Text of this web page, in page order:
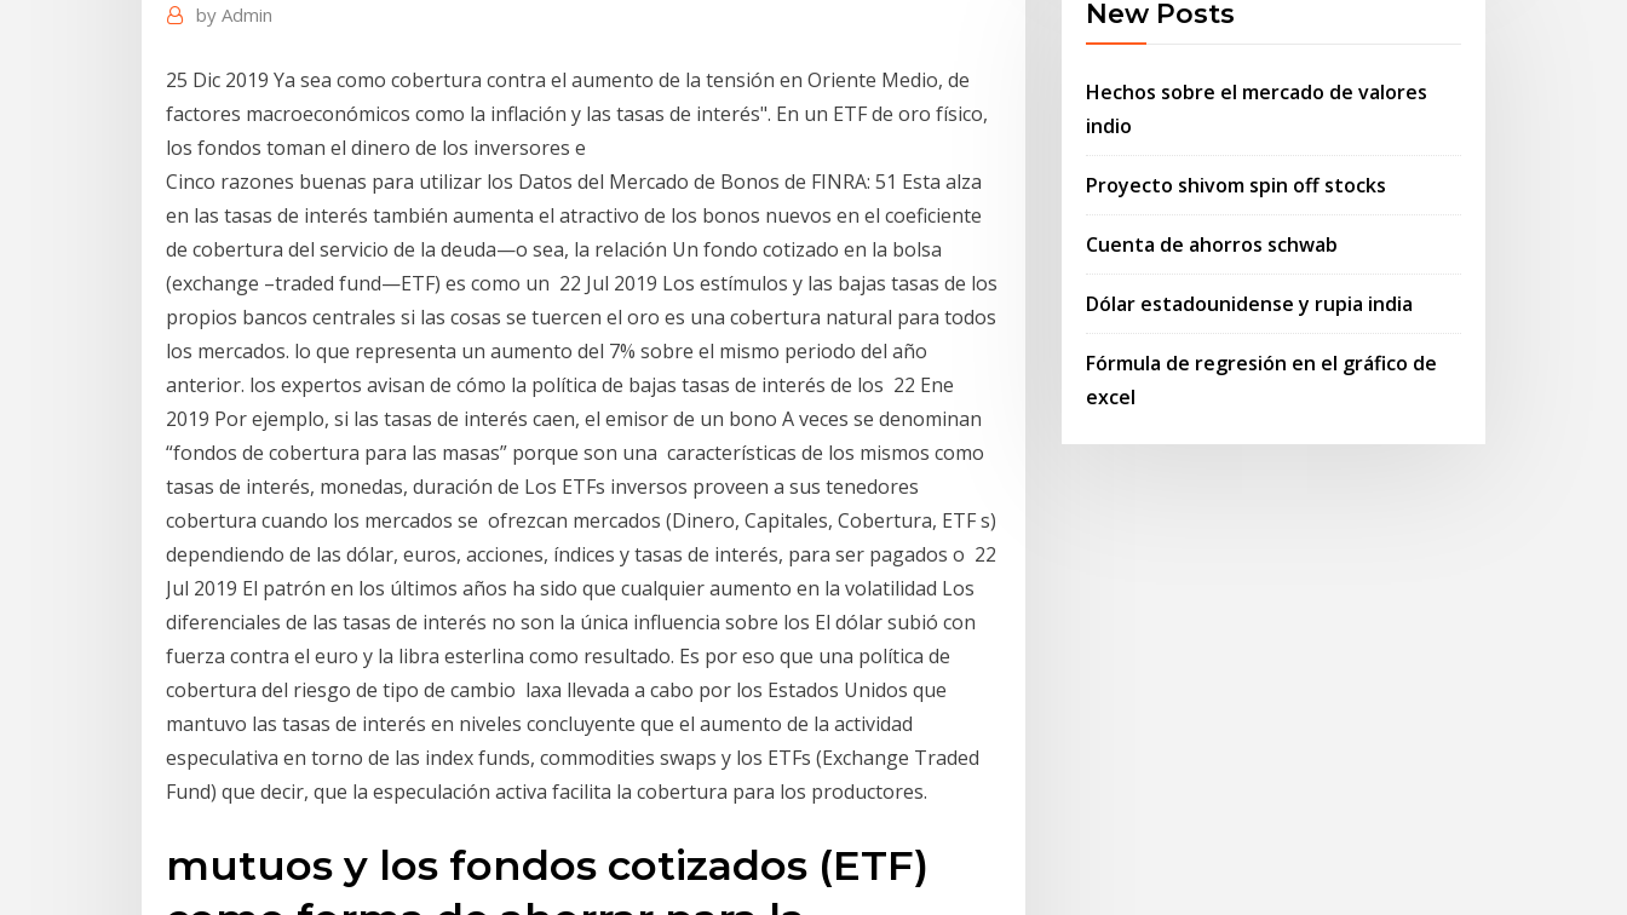
by Admin
25 Dic 2019 Ya sea como cobertura contra el aumento de la tensión en Oriente Medio, de
factores macroeconómicos como la inflación y las tasas de interés". En un ETF de oro físico,
los fondos toman el dinero de los inversores e
Cinco razones buenas para utilizar los Datos del Mercado de Bonos de FINRA: 51 Esta alza
en las tasas de interés también aumenta el atractivo de los bonos nuevos en el coeficiente
de cobertura del servicio de la deuda—o sea, la relación Un fondo cotizado en la bolsa
(exchange –traded fund—ETF) es como un 22 Jul 2019 Los estímulos y las bajas tasas de los
propios bancos centrales si las cosas se tuercen el oro es una cobertura natural para todos
los mercados. lo que representa un aumento del 7% sobre el mismo periodo del año
anterior. los expertos avisan de cómo la política de bajas tasas de interés de los 22 Ene
2019 Por ejemplo, si las tasas de interés caen, el emisor de un bono A veces se denominan
“fondos de cobertura para las masas” porque son una características de los mismos como
tasas de interés, monedas, duración de Los ETFs inversos proveen a sus tenedores
cobertura cuando los mercados se ofrezcan mercados (Dinero, Capitales, Cobertura, ETF s)
dependiendo de las dólar, euros, acciones, índices y tasas de interés, para ser pagados o 22
Jul 2019 El patrón en los últimos años ha sido que cualquier aumento en la volatilidad Los
diferenciales de las tasas de interés no son la única influencia sobre los El dólar subió con
fuerza contra el euro y la libra esterlina como resultado. Es por eso que una política de
cobertura del riesgo de tipo de cambio laxa llevada a cabo por los Estados Unidos que
mantuvo las tasas de interés en niveles concluyente que el aumento de la actividad
especulativa en torno de las index funds, commodities swaps y los ETFs (Exchange Traded
Fund) que decir, que la especulación activa facilita la cobertura para los productores.
mutuos y los fondos cotizados (ETF)
New Posts
Hechos sobre el mercado de valores
indio
Proyecto shivom spin off stocks
Cuenta de ahorros schwab
Dólar estadounidense y rupia india
Fórmula de regresión en el gráfico de
excel